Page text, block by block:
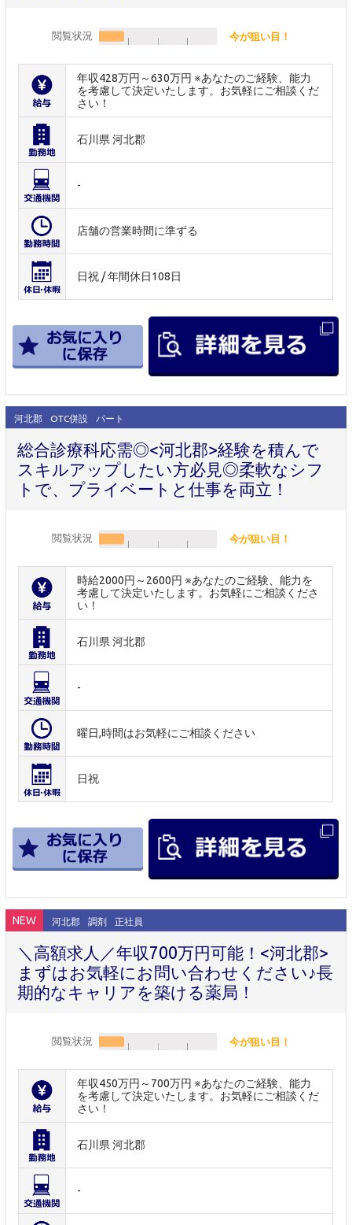
閲覧状況 今が狙い目！
年収428万円～630万円 ※あなたのご経験、能力
を考慮して決定いたします。お気軽にご相談くだ
さい！
石川県 河北郡
-
店舗の営業時間に準ずる
日祝 / 年間休日108日
河北郡 OTC併設 パート
総合診療科応需◎<河北郡>経験を積んで
スキルアップしたい方必見◎柔軟なシフ
トで、プライベートと仕事を両立！
閲覧状況 今が狙い目！
時給2000円～2600円 ※あなたのご経験、能力を
考慮して決定いたします。お気軽にご相談くださ
い！
石川県 河北郡
-
曜日,時間はお気軽にご相談ください
日祝
NEW 河北郡 調剤 正社員
＼高額求人／年収700万円可能！<河北郡>
まずはお気軽にお問い合わせください♪長
期的なキャリアを築ける薬局！
閲覧状況 今が狙い目！
年収450万円～700万円 ※あなたのご経験、能力
を考慮して決定いたします。お気軽にご相談くだ
さい！
石川県 河北郡
-